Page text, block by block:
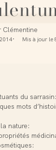
Clémentine
Mis à jour le
du sarrasin:
mots
nature: